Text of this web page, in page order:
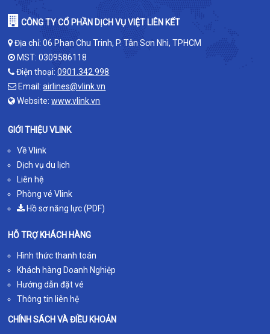
CÔNG TY CỔ PHẦN DỊCH VỤ VIỆT LIÊN KẾT
Địa chỉ: 06 Phan Chu Trinh, P. Tân Sơn Nhì, TPHCM
MST: 0309586118
Điện thoại:0901.342.998
Email:airlines@vlink.vn
Website:www.vlink.vn
GIỚI THIỆU VLINK
Về Vlink
Dịch vụ du lịch
Liên hệ
Phòng vé Vlink
Hồ sơ năng lực (PDF)
HỖ TRỢ KHÁCH HÀNG
Hình thức thanh toán
Khách hàng Doanh Nghiệp
Hướng dẫn đặt vé
Thông tin liên hệ
CHÍNH SÁCH VÀ ĐIỀU KHOẢN